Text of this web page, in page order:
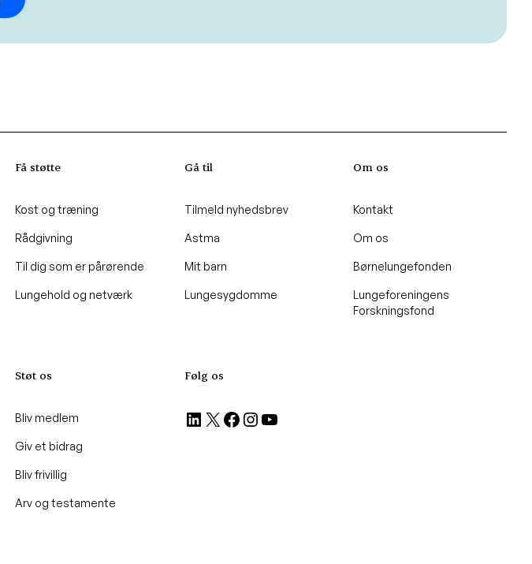
Få støtte
Kost og træning
Rådgivning
Til dig som er pårørende
Lungehold og netværk
Gå til
Tilmeld nyhedsbrev
Astma
Mit barn
Lungesygdomme
Om os
Kontakt
Om os
Børnelungefonden
Lungeforeningens
Forskningsfond
Støt os
Bliv medlem
Giv et bidrag
Bliv frivillig
Arv og testamente
Følg os
LinkedIn
X Facebook
Instagram
YouTube